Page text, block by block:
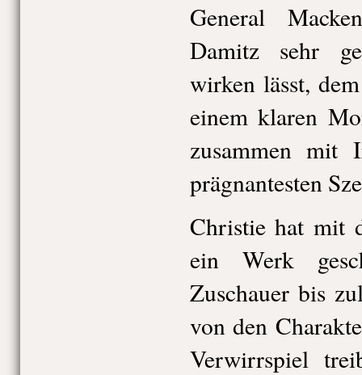
General
Damitz sehr
wirken lässt,
einem klaren
zusammen mit
prägnantesten
Christie hat mit
ein Werk
Zuschauer bis
von den
Verwirrspiel